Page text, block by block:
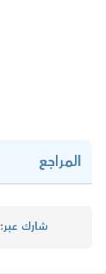
المراجع
شارك عبر: